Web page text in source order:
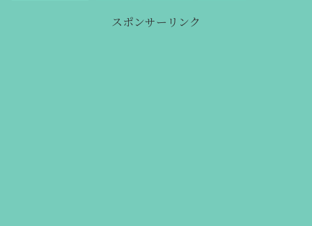
スポンサーリンク